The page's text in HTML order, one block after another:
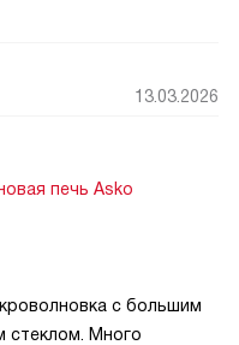
13.03.2026
печь Asko
с большим
стеклом. Много